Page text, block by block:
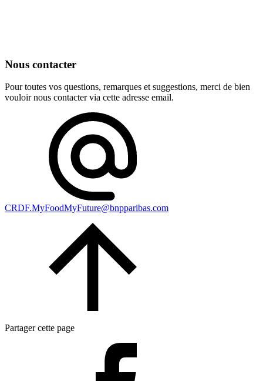
Nous contacter
Pour toutes vos questions, remarques et suggestions, merci de bien
vouloir nous contacter via cette adresse email.
CRDF.MyFoodMyFuture@bnpparibas.com
Partager cette page